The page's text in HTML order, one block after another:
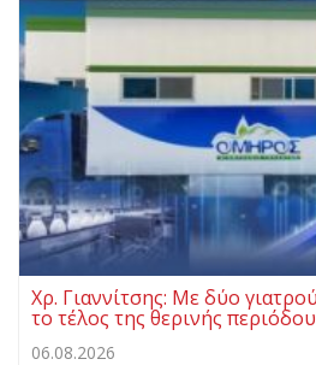
Χρ. Γιαννίτσης: Με δύο
το τέλος της θερινής περιόδου
06.08.2026